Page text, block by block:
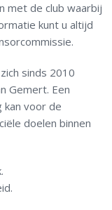
met de club waarbij
kunt u altijd
sinds 2010
Gemert. Een
kan voor de
doelen binnen